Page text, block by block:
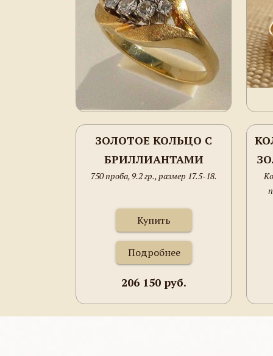
ЗОЛОТОЕ КОЛЬЦО С
БРИЛЛИАНТАМИ
750 проба, 9.2 гр., размер 17.5-18.
Купить
Подробнее
206 150 руб.